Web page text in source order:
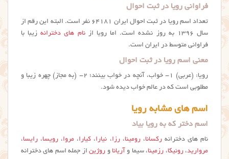
فراوانی رویا در ثبت احوال
تعداد اسم رویا در ثبت احوال ایران ۶۴۱۸۱ نفر است. البته این رقم از
سال ۱۳۹۶ به روز نشده است. اما رویا از
نام های دخترانهزیبا با
فراوانی متوسط در ایران است.
معنی اسم رویا در ثبت احوال
رویا: (عربی) ۱- خواب، آنچه در خواب بینند؛ ۲- (به مجاز) چهره زیبا و
مطلوبی است که در عالم خواب دیده ‌شود.
اسم های مشابه رویا
اسم دختر که به رویا بیاد
نام های دخترانهرکسانا،رومینا،رزا، نیارا، کیارا، مروا، رویسا، رایسا،
مروارید،رونیکا، رزمینا، سیما و آریانا و روژیناز جمله اسم های دخترانه